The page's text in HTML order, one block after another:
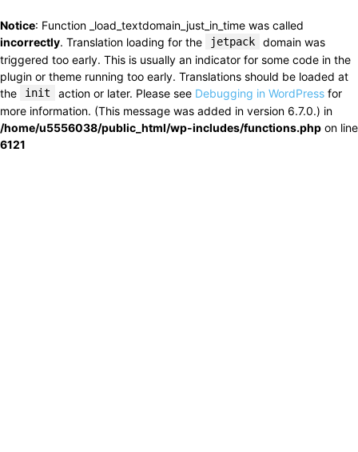
Notice: Function _load_textdomain_just_in_time was called
incorrectly. Translation loading for the jetpack
domain was
triggered too early. This is usually an indicator for some code in the
plugin or theme running too early. Translations should be loaded at
the
init action or later. Please see Debugging in WordPress for
more information. (This message was added in version 6.7.0.) in
/home/u5556038/public_html/wp-includes/functions.php on line
6121